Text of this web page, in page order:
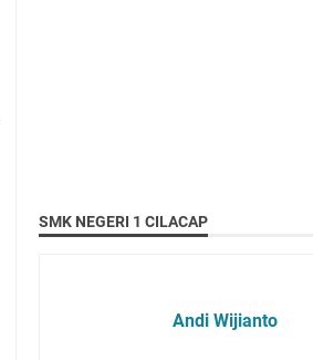
SMK NEGERI 1 CILACAP
Andi Wijianto